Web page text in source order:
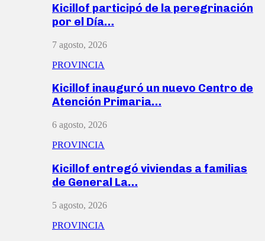
Kicillof participó de la peregrinación
por el Día…
7 agosto, 2026
PROVINCIA
Kicillof inauguró un nuevo Centro de
Atención Primaria…
6 agosto, 2026
PROVINCIA
Kicillof entregó viviendas a familias
de General La…
5 agosto, 2026
PROVINCIA